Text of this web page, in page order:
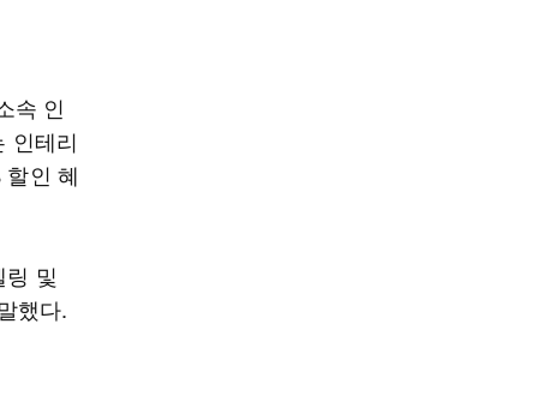
속 인
인테리
인 혜
및
했다.